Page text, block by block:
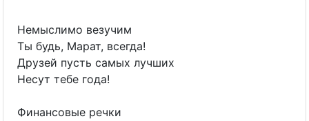
Немыслимо везучим
Ты будь, Марат, всегда!
Друзей пусть самых лучших
Несут тебе года!
Финансовые речки